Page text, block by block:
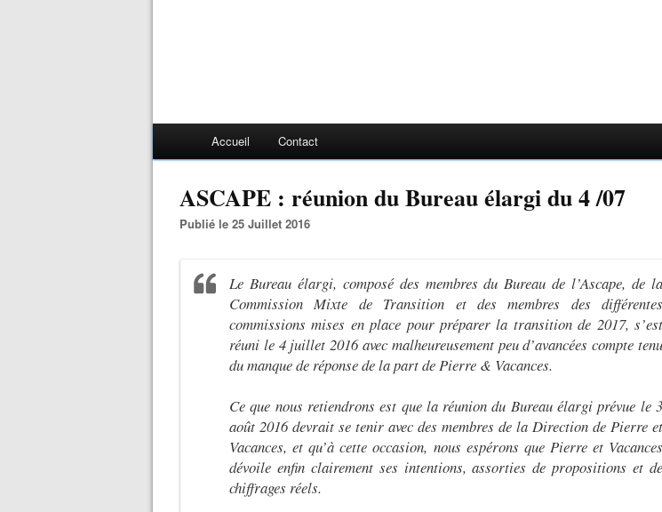
Accueil Contact
ASCAPE : réunion du Bureau élargi du 4 /07
Publié le 25 Juillet 2016
Le Bureau élargi, composé des membres du Bureau de l’Ascape, de la
Commission Mixte de Transition et des membres des différentes
commissions mises en place pour préparer la transition de 2017, s’est
réuni le 4 juillet 2016 avec malheureusement peu d’avancées compte tenu
du manque de réponse de la part de Pierre & Vacances.
Ce que nous retiendrons est que la réunion du Bureau élargi prévue le 3
août 2016 devrait se tenir avec des membres de la Direction de Pierre et
Vacances, et qu’à cette occasion, nous espérons que Pierre et Vacances
dévoile enfin clairement ses intentions, assorties de propositions et de
chiffrages réels.